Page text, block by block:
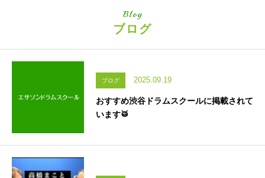
Blog
ブログ
ブログ 2025.09.19
おすすめ渋谷ドラムスクールに掲載されて
います🥁